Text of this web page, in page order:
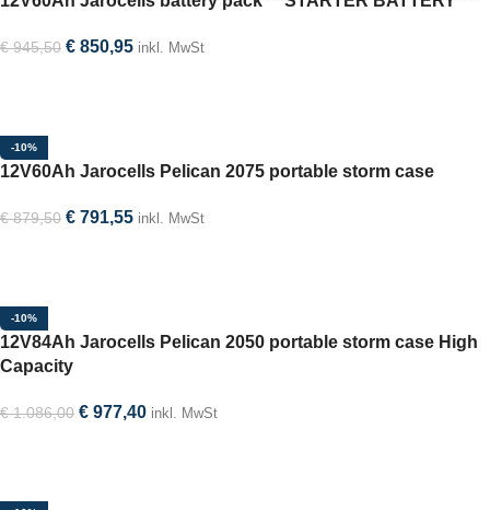
€945,50 € 850,95 inkl. MwSt
-10%
12V60Ah Jarocells Pelican 2075 portable storm case
€879,50 € 791,55 inkl. MwSt
-10%
12V84Ah Jarocells Pelican 2050 portable storm case High
Capacity
€1.086,00 € 977,40 inkl. MwSt